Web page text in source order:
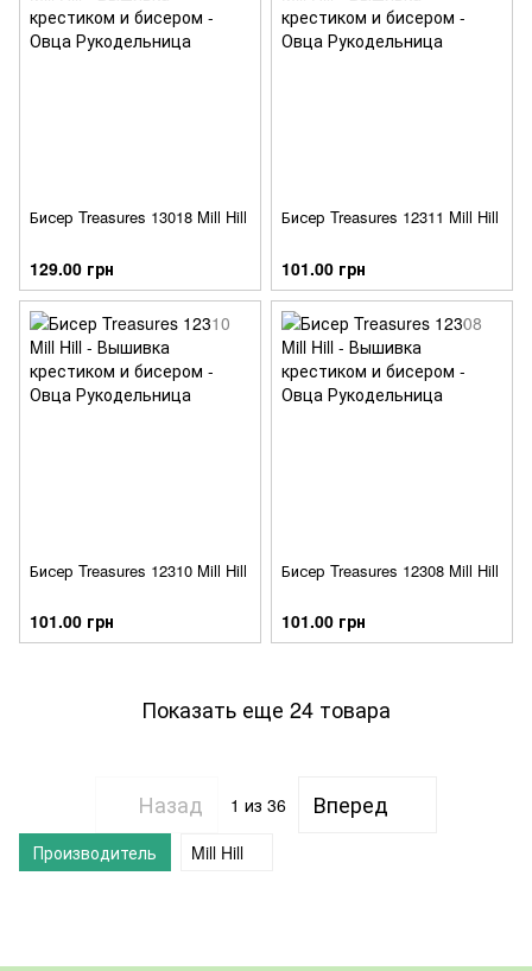
Бисер Treasures 13018 Mill Hill
129.00 грн
Бисер Treasures 12311 Mill Hill
101.00 грн
Бисер Treasures 12310 Mill Hill
101.00 грн
Бисер Treasures 12308 Mill Hill
101.00 грн
Показать еще 24 товара
Назад 1 из 36 Вперед
Производитель Mill Hill